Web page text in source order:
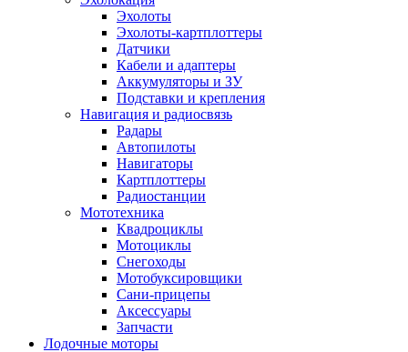
Эхолоты
Эхолоты-картплоттеры
Датчики
Кабели и адаптеры
Аккумуляторы и ЗУ
Подставки и крепления
Навигация и радиосвязь
Радары
Автопилоты
Навигаторы
Картплоттеры
Радиостанции
Мототехника
Квадроциклы
Мотоциклы
Снегоходы
Мотобуксировщики
Сани-прицепы
Аксессуары
Запчасти
Лодочные моторы